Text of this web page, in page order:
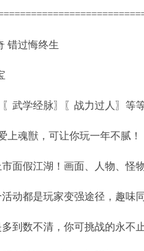
错过悔终生
武学经脉〗〖战力过人〗等
上魂獣，可让你玩一年不腻！
面假江湖！画面、人物、怪
动都是玩家变强途径，趣味同
到数不清，你可挑战的永不